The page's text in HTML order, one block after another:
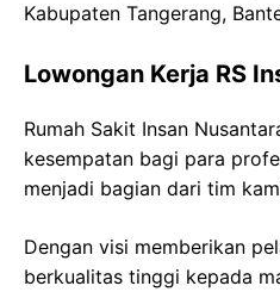
Kabupaten Tangerang,
Lowongan Kerja RS
Rumah Sakit Insan
kesempatan bagi para
menjadi bagian dari tim
Dengan visi memberikan
berkualitas tinggi kepada